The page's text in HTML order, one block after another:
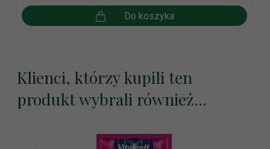
Do koszyka
Klienci, którzy kupili ten
produkt wybrali również...